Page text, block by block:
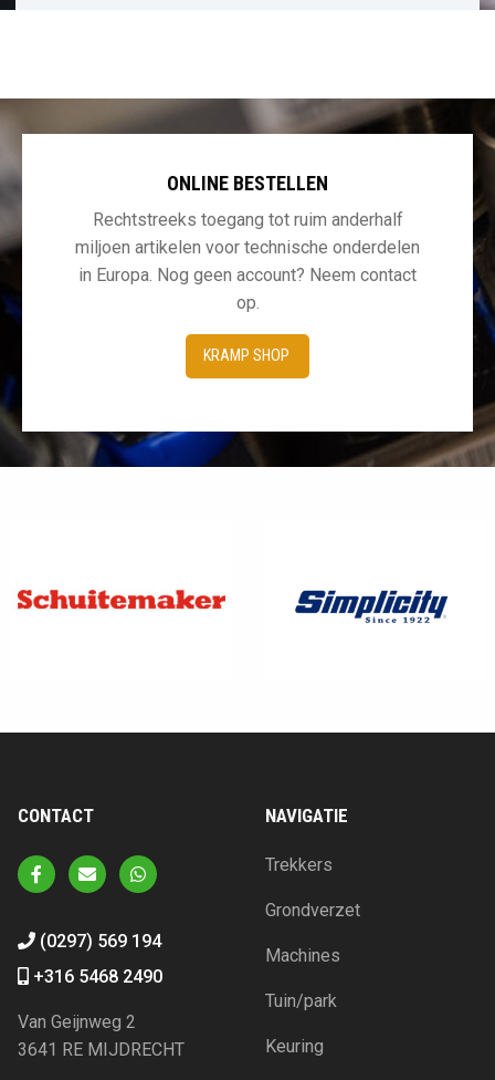
ONLINE BESTELLEN
Rechtstreeks toegang tot ruim anderhalf
miljoen artikelen voor technische onderdelen
in Europa. Nog geen account? Neem contact
op.
KRAMP SHOP
CONTACT
(0297) 569 194
+316 5468 2490
Van Geijnweg 2
3641 RE MIJDRECHT
NAVIGATIE
Trekkers
Grondverzet
Machines
Tuin/park
Keuring